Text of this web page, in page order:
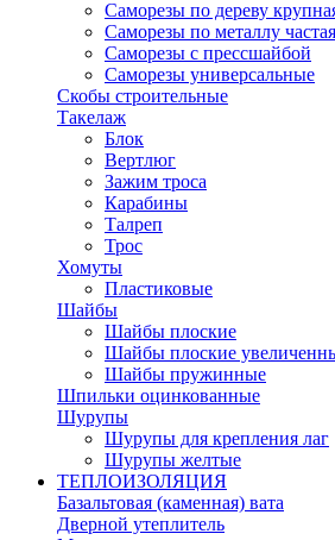
Саморезы по дереву
Саморезы по металлу
Саморезы с прессшайбой
Саморезы универсальные
Скобы строительные
Такелаж
Блок
Вертлюг
Зажим троса
Карабины
Талреп
Трос
Хомуты
Пластиковые
Шайбы
Шайбы плоские
Шайбы плоские
Шайбы пружинные
Шпильки оцинкованные
Шурупы
Шурупы для крепления лаг
Шурупы желтые
ТЕПЛОИЗОЛЯЦИЯ
Базальтовая (каменная) вата
Дверной утеплитель